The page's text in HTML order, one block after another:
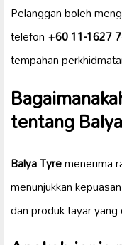
Pelanggan boleh
telefon+60 11-1627
tempahan
tentang
Balya Tyremenerima
menunjukkan
dan produk tayar